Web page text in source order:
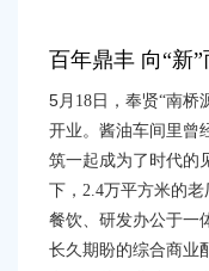
百年鼎丰 向“新”
5 月 18日，奉贤“南桥
开业。酱油车间里曾
筑一起成为了时代的
下， 2.4万平方米的老
餐饮、研发办公于一
长久期盼的综合商业